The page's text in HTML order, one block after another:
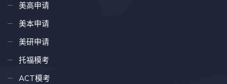
美高申请
美本申请
美研申请
托福模考
ACT模考